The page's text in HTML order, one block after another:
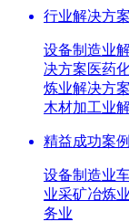
行业解决方案
设备制造业
决方案医药
炼业解决方案
木材加工业
精益成功案例
设备制造业
业采矿冶炼业
务业